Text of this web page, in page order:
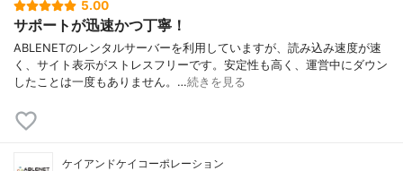
5.00
サポートが迅速かつ丁寧！
ABLENETのレンタルサーバーを利用していますが、読み込み速度が速
く、サイト表示がストレスフリーです。安定性も高く、運営中にダウン
したことは一度もありません。…続きを見る
ケイアンドケイコーポレーション